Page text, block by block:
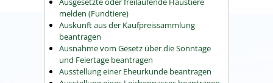
melden (Fundtiere)
Auskunft aus der Kaufpreissammlung
beantragen
Ausnahme vom Gesetz über die Sonntage
und Feiertage beantragen
Ausstellung einer Eheurkunde beantragen